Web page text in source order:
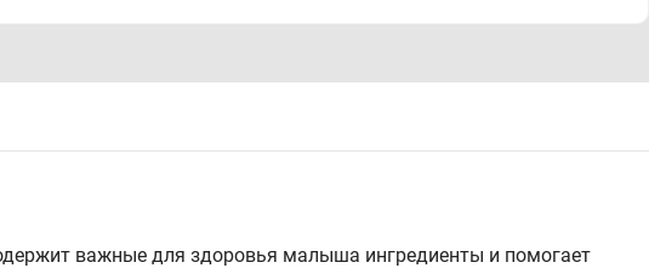
важные для здоровья малыша ингредиенты и помогает